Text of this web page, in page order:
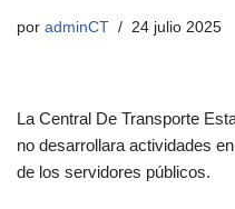
por adminCT 24 julio 2025
La Central De Transporte
no desarrollara actividades
de los servidores públicos.